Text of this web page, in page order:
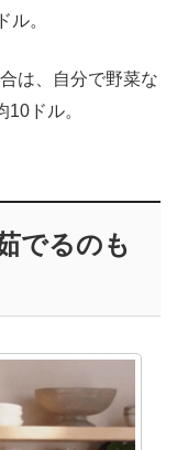
ル。
は、自分で野菜な
ドル。
でるのも